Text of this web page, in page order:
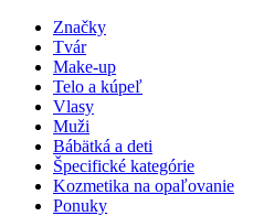
Značky
Tvár
Make-up
Telo a kúpeľ
Vlasy
Muži
Bábätká a deti
Špecifické kategórie
Kozmetika na opaľovanie
Ponuky